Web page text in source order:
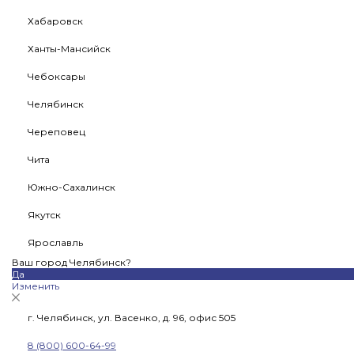
Хабаровск
Ханты-Мансийск
Чебоксары
Челябинск
Череповец
Чита
Южно-Сахалинск
Якутск
Ярославль
Ваш город Челябинск?
Да
Изменить
г. Челябинск, ул. Васенко, д. 96, офис 505
8 (800) 600-64-99